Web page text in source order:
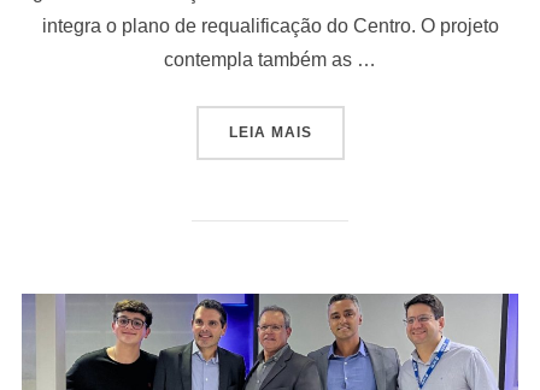
integra o plano de requalificação do Centro. O projeto
contempla também as …
LEIA MAIS“REVOLUÇÃO NO CENTRO